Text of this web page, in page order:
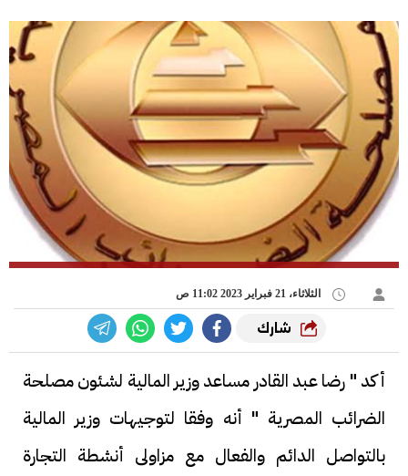
الثلاثاء، 21 فبراير 2023 11:02 ص
شارك
أكد " رضا عبد القادر مساعد وزير المالية لشئون مصلحة
الضرائب المصرية " أنه وفقا لتوجيهات وزير المالية
بالتواصل الدائم والفعال مع مزاولى أنشطة التجارة